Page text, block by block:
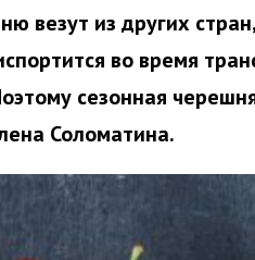
везут из других
во время
сезонная
Соломатина.